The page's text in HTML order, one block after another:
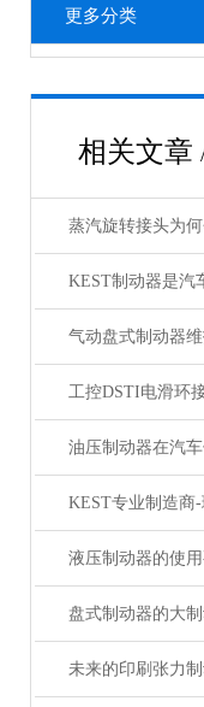
更多分类
相关文章
气动盘式制动器